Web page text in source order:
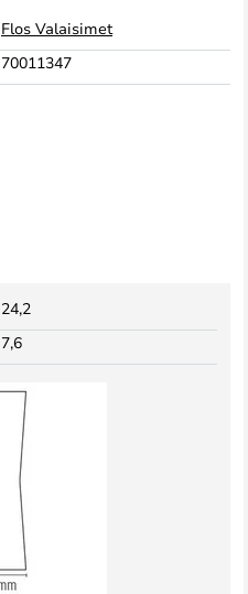
Flos Valaisimet
70011347
7,6
24,2